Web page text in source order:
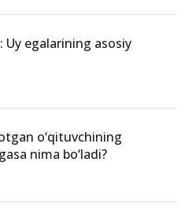
Uy egalarining asosiy
o‘qituvchining
nima bo‘ladi?